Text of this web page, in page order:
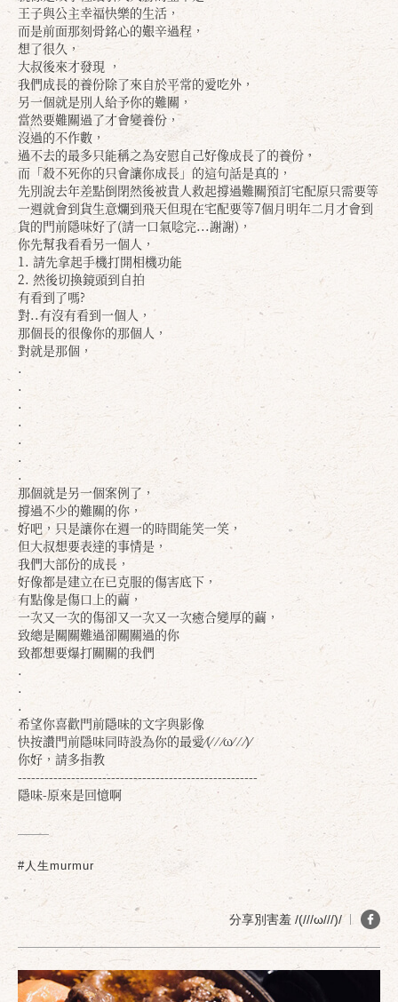
王子與公主幸福快樂的生活，
而是前面那刻骨銘心的艱辛過程，
想了很久，
大叔後來才發現 ，
我們成長的養份除了來自於平常的愛吃外，
另一個就是別人給予你的難關，
當然要難關過了才會變養份，
沒過的不作數，
過不去的最多只能稱之為安慰自己好像成長了的養份，
而「殺不死你的只會讓你成長」的這句話是真的，
先別說去年差點倒閉然後被貴人救起撐過難關預訂宅配原只需要等
一週就會到貨生意爛到飛天但現在宅配要等7個月明年二月才會到
貨的門前隱味好了(請一口氣唸完...謝謝)，
你先幫我看看另一個人，
1. 請先拿起手機打開相機功能
2. 然後切換鏡頭到自拍
有看到了嗎?
對..有沒有看到一個人，
那個長的很像你的那個人，
對就是那個，
.
.
.
.
.
.
.
那個就是另一個案例了，
撐過不少的難關的你，
好吧，只是讓你在週一的時間能笑一笑，
但大叔想要表達的事情是，
我們大部份的成長，
好像都是建立在已克服的傷害底下，
有點像是傷口上的繭，
一次又一次的傷卻又一次又一次癒合變厚的繭，
致總是關關難過卻關關過的你
致都想要爆打關關的我們
.
.
.
希望你喜歡門前隱味的文字與影像
快按讚門前隱味同時設為你的最愛⁄(⁄ ⁄ ⁄ω⁄ ⁄ ⁄)⁄
你好，請多指教
------------------------------------------------------
隱味-原來是回憶啊
#人生murmur
分享別害羞 /(///ω///)/
確定 取消